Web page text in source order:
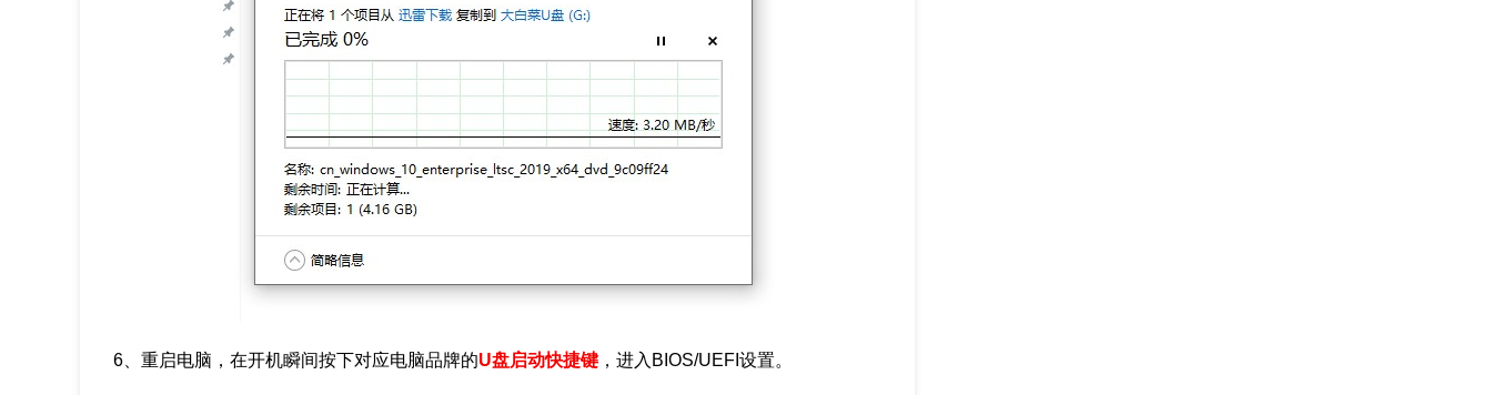
6、重启电脑，在开机瞬间按下对应电脑品牌的U盘启动快捷键 ，进入BIOS/UEFI设置。